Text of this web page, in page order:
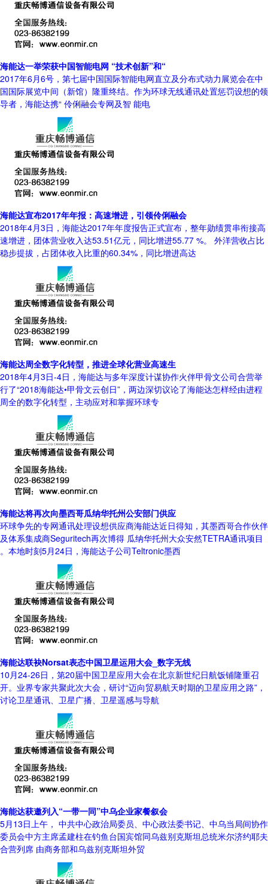
海能达一举荣获中国智能电网 “技术创新”和“
2017年6月6号，第七届中国国际智能电网直立及分布式动力展览会在中
国国际展览中间（新馆）隆重终结。作为环球无线通讯处置惩罚设想的领
导者，海能达携“ 伶俐融会专网及智 能电
海能达宣布2017年年报：高速增进，引领伶俐融会
2018年4月3日，海能达2017年年度报告正式宣布，整年勋绩贯串衔接高
速增进，团体营业收入达53.51亿元，同比增进55.77 %。 外洋营收占比
稳步提拔，占团体收入比重的60.34%，同比增进高达
海能达周全数字化转型，推进全球化营业高速生
2018年4月3日-4日，海能达与多年深度计谋协作火伴甲骨文公司合营举
行了“2018海能达•甲骨文云创日”，两边深切议论了海能达怎样经由进程
周全的数字化转型，主动应对和掌握环球专
海能达将再次向墨西哥瓜纳华托州公安部门供应
环球争先的专网通讯处理设想供应商海能达近日得知，其墨西哥合作伙伴
及体系集成商Seguritech再次博得 瓜纳华托州大众安然TETRA通讯项目
。本地时刻5月24日，海能达子公司Teltronic墨西
海能达联袂Norsat表态中国卫星运用大会_数字无线
10月24-26日，第20届中国卫星应用大会在北京新世纪日航饭铺隆重召
开。业界专家共聚此次大会，研讨“迈向贸易航天时期的卫星应用之路”，
讨论卫星通讯、卫星广播、卫星遥感与导航
海能达获邀列入“一带一同”中乌企业家餐叙会
5月13日上午， 中共中心政治局委员、中心政法委书记、中乌当局间协作
委员会中方主席孟建柱在钓鱼台国宾馆同乌兹别克斯坦总统米尔济约耶夫
合营列席 由商务部和乌兹别克斯坦外贸